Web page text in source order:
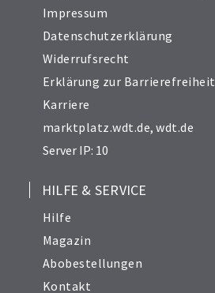
Impressum
Datenschutzerklärung
Widerrufsrecht
Erklärung zur Barrierefreiheit
Karriere
marktplatz.wdt.de,wdt.de
Server IP: 10
HILFE & SERVICE
Hilfe
Magazin
Abobestellungen
Kontakt